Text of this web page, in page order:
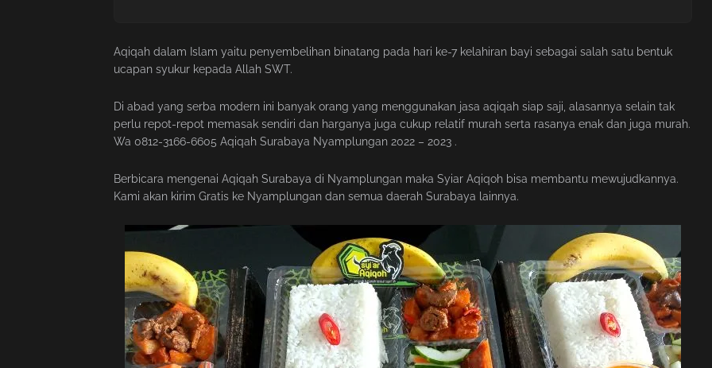
Aqiqah dalam Islam yaitu penyembelihan binatang pada hari ke-7 kelahiran bayi sebagai salah satu bentuk
ucapan syukur kepada Allah SWT.
Di abad yang serba modern ini banyak orang yang menggunakan jasa aqiqah siap saji, alasannya selain tak
perlu repot-repot memasak sendiri dan harganya juga cukup relatif murah serta rasanya enak dan juga murah.
Wa 0812-3166-6605 Aqiqah Surabaya Nyamplungan 2022 – 2023 .
Berbicara mengenai Aqiqah Surabaya di Nyamplungan maka Syiar Aqiqoh bisa membantu mewujudkannya.
Kami akan kirim Gratis ke Nyamplungan dan semua daerah Surabaya lainnya.